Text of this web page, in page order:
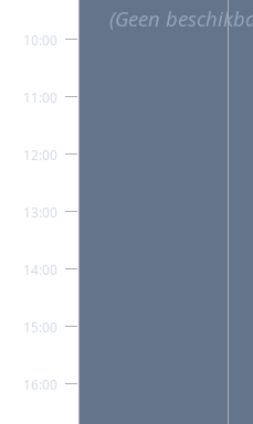
(Geen
10:00
11:00
12:00
13:00
14:00
15:00
16:00